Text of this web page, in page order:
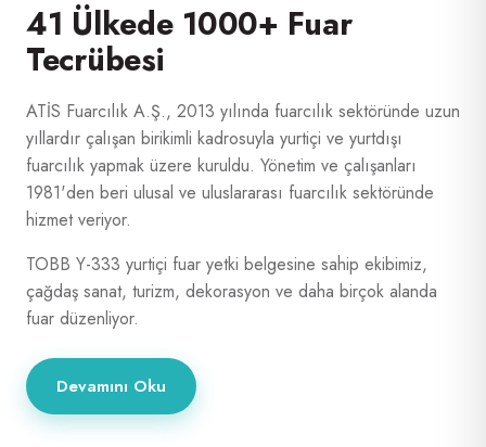
41 Ülkede 1000+ Fuar
Tecrübesi
ATİS Fuarcılık A.Ş., 2013 yılında fuarcılık sektöründe uzun
yıllardır çalışan birikimli kadrosuyla yurtiçi ve yurtdışı
fuarcılık yapmak üzere kuruldu. Yönetim ve çalışanları
1981'den beri ulusal ve uluslararası fuarcılık sektöründe
hizmet veriyor.
TOBB Y-333 yurtiçi fuar yetki belgesine sahip ekibimiz,
çağdaş sanat, turizm, dekorasyon ve daha birçok alanda
fuar düzenliyor.
Devamını Oku